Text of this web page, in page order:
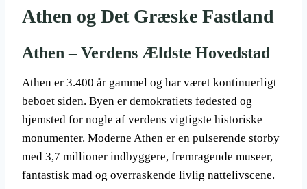
Athen og Det Græske Fastland
Athen – Verdens Ældste Hovedstad
Athen er 3.400 år gammel og har været kontinuerligt
beboet siden. Byen er demokratiets fødested og
hjemsted for nogle af verdens vigtigste historiske
monumenter. Moderne Athen er en pulserende storby
med 3,7 millioner indbyggere, fremragende museer,
fantastisk mad og overraskende livlig nattelivscene.